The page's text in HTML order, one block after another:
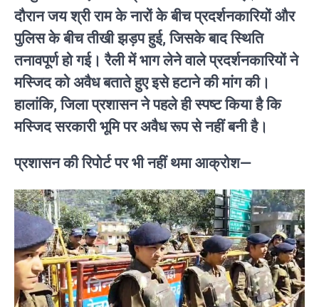
दौरान जय श्री राम के नारों के बीच प्रदर्शनकारियों और
पुलिस के बीच तीखी झड़प हुई, जिसके बाद स्थिति
तनावपूर्ण हो गई। रैली में भाग लेने वाले प्रदर्शनकारियों ने
मस्जिद को अवैध बताते हुए इसे हटाने की मांग की।
हालांकि, जिला प्रशासन ने पहले ही स्पष्ट किया है कि
मस्जिद सरकारी भूमि पर अवैध रूप से नहीं बनी है।
प्रशासन की रिपोर्ट पर भी नहीं थमा आक्रोश—